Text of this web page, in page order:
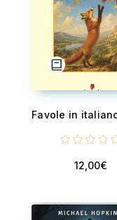
12,00€